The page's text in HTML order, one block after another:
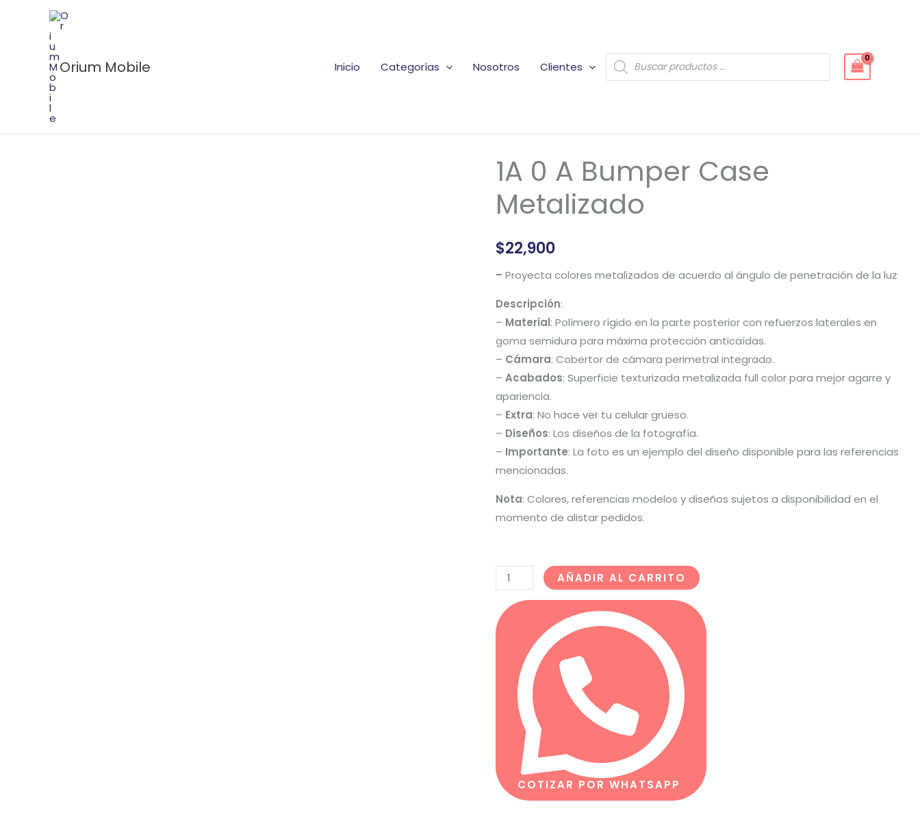
contenido
Orium Mobile Inicio Categorías Nosotros Clientes
Búsqueda
de
productos
1A 0 A Bumper Case
Metalizado
$22,900
– Proyecta colores metalizados de acuerdo al ángulo de penetración de la luz
Descripción:
– Material: Polímero rígido en la parte posterior con refuerzos laterales en
goma semidura para máxima protección anticaídas.
– Cámara: Cobertor de cámara perimetral integrado.
–Acabados: Superficie texturizada metalizada full color para mejor agarre y
apariencia.
– Extra: No hace ver tu celular grueso.
– Diseños: Los diseños de la fotografía.
– Importante: La foto es un ejemplo del diseño disponible para las referencias
mencionadas.
Nota: Colores, referencias modelos y diseños sujetos a disponibilidad en el
momento de alistar pedidos.
1A
0
A
Metalizado
cantidad
AÑADIR AL CARRITO
COTIZAR POR WHATSAPP